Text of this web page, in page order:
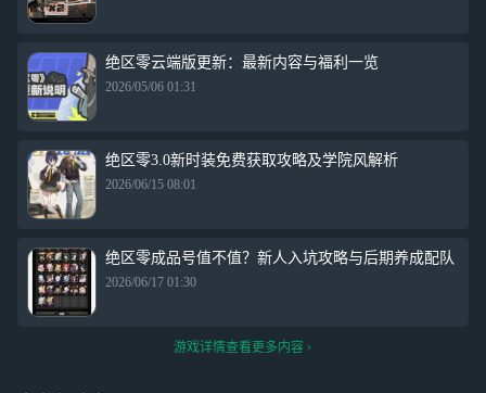
绝区零云端版更新：最新内容与福利一览
2026/05/06 01:31
绝区零3.0新时装免费获取攻略及学院风解析
2026/06/15 08:01
绝区零成品号值不值？新人入坑攻略与后期养成配队
2026/06/17 01:30
游戏详情查看更多内容